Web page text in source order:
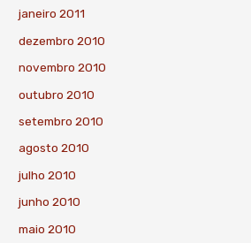
janeiro 2011
dezembro 2010
novembro 2010
outubro 2010
setembro 2010
agosto 2010
julho 2010
junho 2010
maio 2010